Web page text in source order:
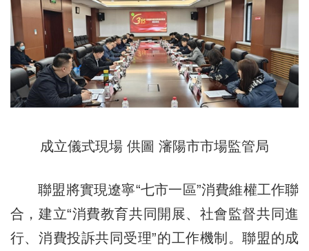
成立儀式現場 供圖 瀋陽市市場監管局
聯盟將實現遼寧“七市一區”消費維權工作聯
合，建立“消費教育共同開展、社會監督共同進
行、消費投訴共同受理”的工作機制。聯盟的成